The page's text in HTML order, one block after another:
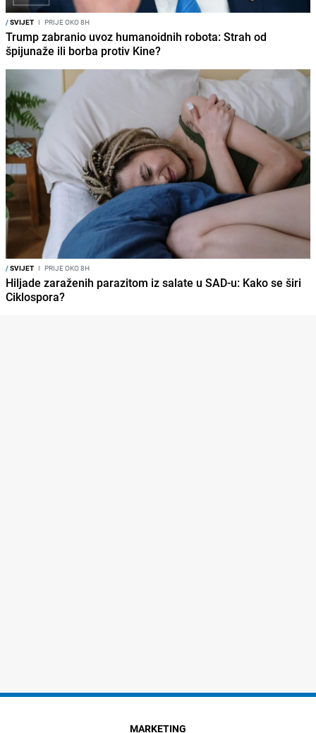
/SVIJET I PRIJE OKO 8H
Trump zabranio uvoz humanoidnih robota: Strah od
špijunaže ili borba protiv Kine?
/SVIJET I PRIJE OKO 8H
Hiljade zaraženih parazitom iz salate u SAD-u: Kako se širi
Ciklospora?
MARKETING